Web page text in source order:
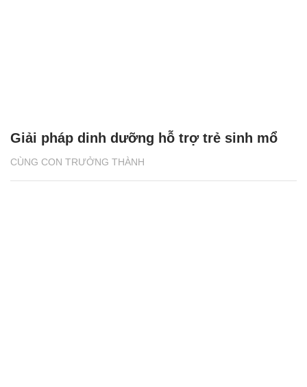
CÙNG CON TRƯỞNG THÀNH
Giải pháp dinh dưỡng hỗ trợ trẻ sinh mổ